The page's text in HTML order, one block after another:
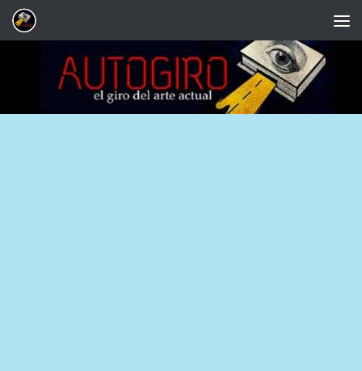
Saltar al contenido